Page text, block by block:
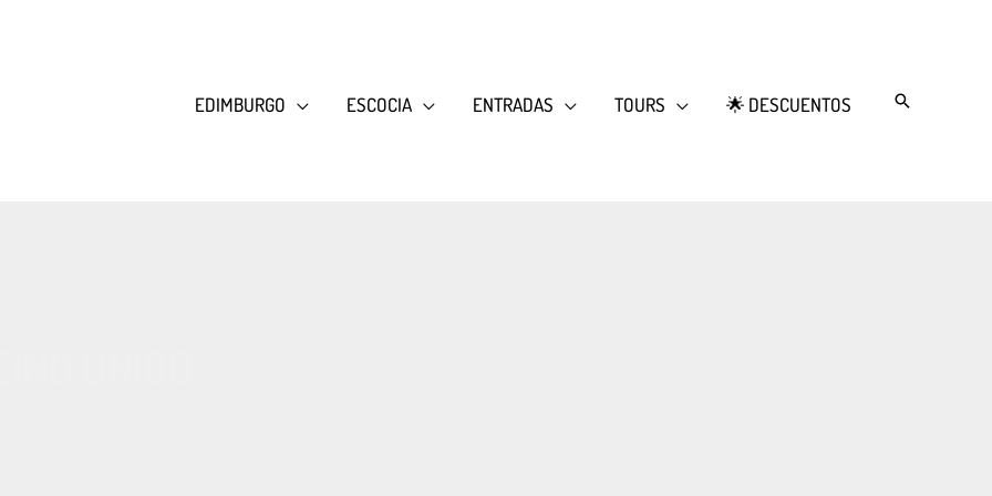
EDIMBURGO ESCOCIA ENTRADAS TOURS 🌟 DESCUENTOS Search